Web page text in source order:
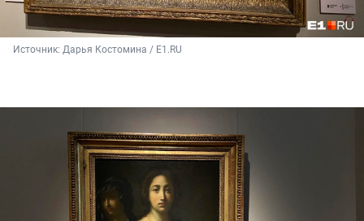
Источник: Дарья Костомина / E1.RU